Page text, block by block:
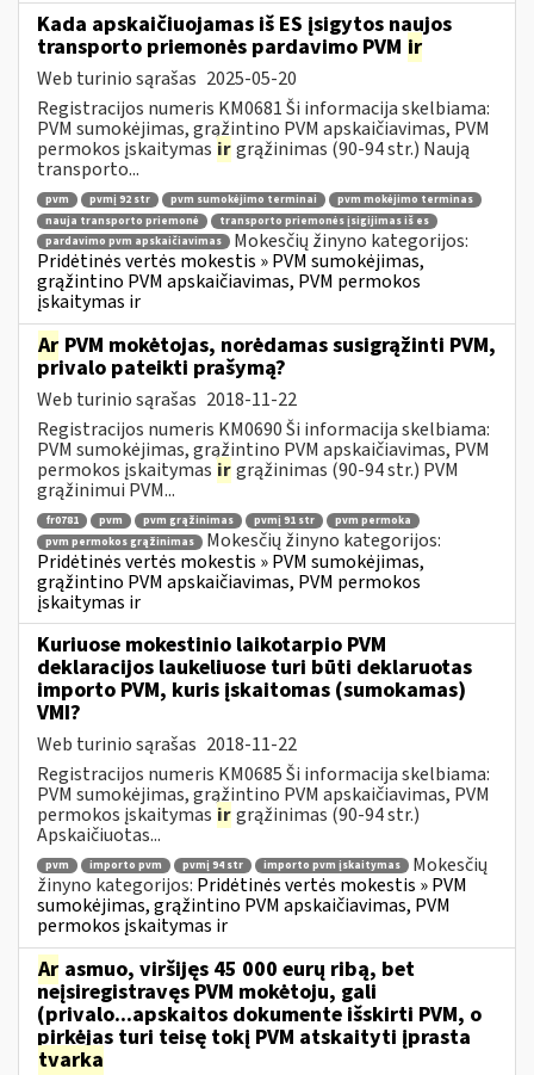
Kada apskaičiuojamas iš ES įsigytos naujos
transporto priemonės pardavimo PVM ir
Web turinio sąrašas 2025-05-20
Registracijos numeris KM0681 Ši informacija skelbiama:
PVM sumokėjimas, grąžintino PVM apskaičiavimas, PVM
permokos įskaitymas irgrąžinimas (90-94 str.) Naują
transporto...
pvm pvmį 92 str pvm sumokėjimo terminai
pvm mokėjimo terminas
nauja transporto priemonė
transporto priemonės įsigijimas iš es
pardavimo pvm apskaičiavimas
Mokesčių žinyno kategorijos:
Pridėtinės vertės mokestis » PVM sumokėjimas,
grąžintino PVM apskaičiavimas, PVM permokos
įskaitymas ir
Ar PVM mokėtojas, norėdamas susigrąžinti PVM,
privalo pateikti prašymą?
Web turinio sąrašas 2018-11-22
Registracijos numeris KM0690 Ši informacija skelbiama:
PVM sumokėjimas, grąžintino PVM apskaičiavimas, PVM
permokos įskaitymas irgrąžinimas (90-94 str.) PVM
grąžinimui PVM...
fr0781 pvm pvm grąžinimas pvmį 91 str
pvm permoka
pvm permokos grąžinimas
Mokesčių žinyno kategorijos:
Pridėtinės vertės mokestis » PVM sumokėjimas,
grąžintino PVM apskaičiavimas, PVM permokos
įskaitymas ir
Kuriuose mokestinio laikotarpio PVM
deklaracijos laukeliuose turi būti deklaruotas
importo PVM, kuris įskaitomas (sumokamas)
VMI?
Web turinio sąrašas 2018-11-22
Registracijos numeris KM0685 Ši informacija skelbiama:
PVM sumokėjimas, grąžintino PVM apskaičiavimas, PVM
permokos įskaitymas irgrąžinimas (90-94 str.)
Apskaičiuotas...
pvm importo pvm pvmį 94 str importo pvm įskaitymas
Mokesčių
žinyno kategorijos: Pridėtinės vertės mokestis » PVM
sumokėjimas, grąžintino PVM apskaičiavimas, PVM
permokos įskaitymas ir
Ar asmuo, viršijęs 45 000 eurų ribą, bet
neįsiregistravęs PVM mokėtoju, gali
(privalo...apskaitos dokumente išskirti PVM, o
pirkėjas turi teisę tokį PVM atskaityti įprasta
tvarka